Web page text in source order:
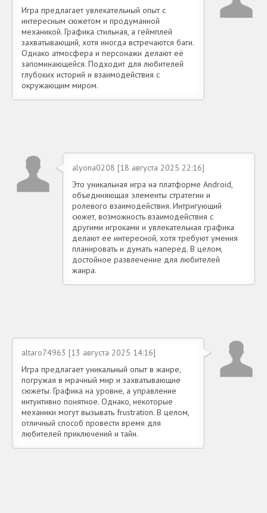
Игра предлагает увлекательный опыт с
интересным сюжетом и продуманной
механикой. Графика стильная, а геймплей
захватывающий, хотя иногда встречаются баги.
Однако атмосфера и персонажи делают её
запоминающейся. Подходит для любителей
глубоких историй и взаимодействия с
окружающим миром.
alyona0208 [18 августа 2025 22:16]
Это уникальная игра на платформе Android,
объединяющая элементы стратегии и
ролевого взаимодействия. Интригующий
сюжет, возможность взаимодействия с
другими игроками и увлекательная графика
делают ее интересной, хотя требуют умения
планировать и думать наперед. В целом,
достойное развлечение для любителей
жанра.
altaro74963 [13 августа 2025 14:16]
Игра предлагает уникальный опыт в жанре,
погружая в мрачный мир и захватывающие
сюжеты. Графика на уровне, а управление
интуитивно понятное. Однако, некоторые
механики могут вызывать frustration. В целом,
отличный способ провести время для
любителей приключений и тайн.